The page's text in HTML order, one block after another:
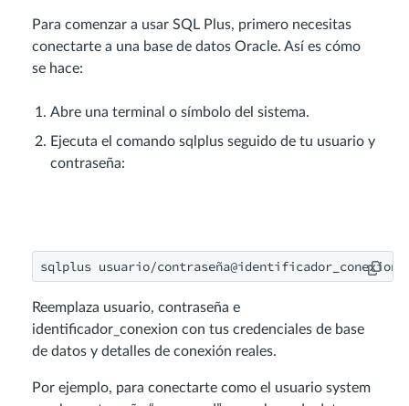
Para comenzar a usar SQL Plus, primero necesitas
conectarte a una base de datos Oracle. Así es cómo
se hace:
Abre una terminal o símbolo del sistema.
Ejecuta el comando sqlplus seguido de tu usuario y
contraseña:
sqlplus usuario/contraseña@identificador_conexion
Reemplaza usuario, contraseña e
identificador_conexion con tus credenciales de base
de datos y detalles de conexión reales.
Por ejemplo, para conectarte como el usuario system